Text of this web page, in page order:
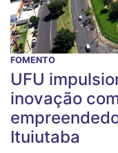
FOMENTO
UFU
inovação
Ituiutaba